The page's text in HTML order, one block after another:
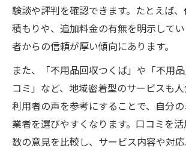
験談や評判を確認できます。たとえば
積もりや、追加料金の有無を明示して
者からの信頼が厚い傾向にあります。
また、「不用品回収つくば」や「不用
コミ」など、地域密着型のサービスも
利用者の声を参考にすることで、自分
業者を選びやすくなります。口コミを
数の意見を比較し、サービス内容や対